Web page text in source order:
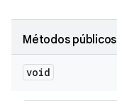
Métodos públicos
void